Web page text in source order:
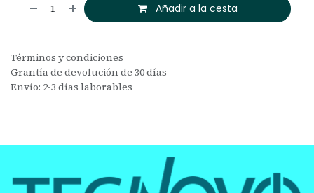
Añadir a la cesta
Términos y condiciones
Grantía de devolución de 30 días
Envío: 2-3 días laborables